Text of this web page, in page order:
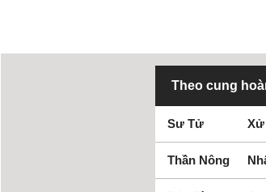
Theo cung
Sư Tử
Thần Nông